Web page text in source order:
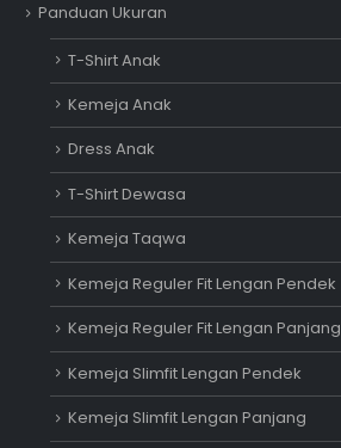
Panduan Ukuran
T-Shirt Anak
Kemeja Anak
Dress Anak
T-Shirt Dewasa
Kemeja Taqwa
Kemeja Reguler Fit Lengan Pendek
Kemeja Reguler Fit Lengan Panjang
Kemeja Slimfit Lengan Pendek
Kemeja Slimfit Lengan Panjang